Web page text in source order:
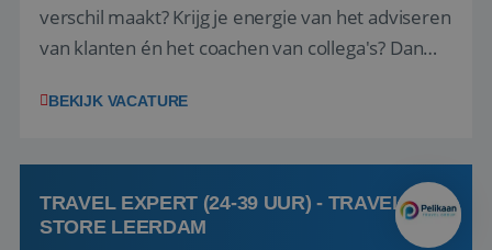
verschil maakt? Krijg je energie van het adviseren
van klanten én het coachen van collega's? Dan
(onderdeel van Pelikaan Travel Group) zoeken
team het reisbureau verder...
BEKIJK VACATURE
TRAVEL EXPERT (24-39 UUR) - TRAVEL
STORE LEERDAM